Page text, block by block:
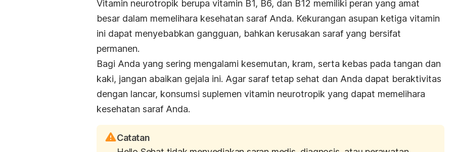
Vitamin neurotropik berupa vitamin B1, B6, dan B12 memiliki peran yang amat
besar dalam memelihara kesehatan saraf Anda. Kekurangan asupan ketiga vitamin
ini dapat menyebabkan gangguan, bahkan kerusakan saraf yang bersifat
permanen.
Bagi Anda yang sering mengalami kesemutan, kram, serta kebas pada tangan dan
kaki, jangan abaikan gejala ini. Agar saraf tetap sehat dan Anda dapat beraktivitas
dengan lancar, konsumsi suplemen vitamin neurotropik yang dapat memelihara
kesehatan saraf Anda.
Catatan